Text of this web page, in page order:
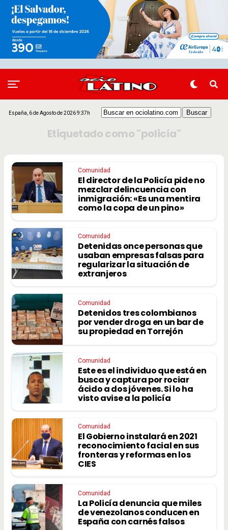
España, 6 de Agosto de 2026 9:37h
Etiquetado como "policía"
Comunidad
El director de la Policía pide no
mezclar delincuencia con
inmigración: «Es una mentira
como la copa de un pino»
Comunidad
Detenidas once personas que
usaban empresas falsas para
regularizar la situación de
extranjeros
Comunidad
Detenidos tres colombianos
por vender droga en un bar de
su propiedad en Torrejón
Comunidad
Este es el individuo que está en
busca y captura por rociar
ácido a dos jóvenes. Si lo ha
visto avise a la policía
Comunidad
El Gobierno instalará en 2021
reconocimiento facial en sus
fronteras y reformas en los
CIES
Comunidad
La Policía denuncia que miles
de venezolanos conducen en
España con carnés falsos